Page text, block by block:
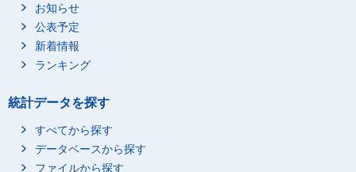
お知らせ
公表予定
新着情報
ランキング
統計データを探す
すべてから探す
データベースから探す
ファイルから探す